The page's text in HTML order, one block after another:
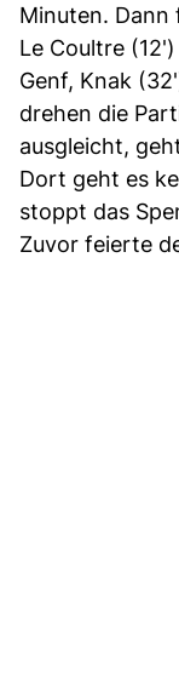
Minuten. Dann
Le Coultre
Genf, Knak
drehen die
ausgleicht,
Dort geht es
stoppt das
Zuvor feierte